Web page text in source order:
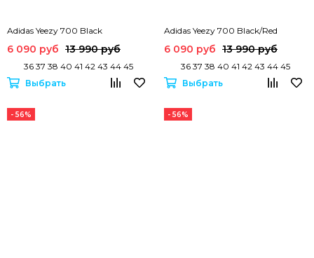
Adidas Yeezy 700 Black
6 090 руб 13 990 руб
36 37 38 40 41 42 43 44 45
Выбрать
Adidas Yeezy 700 Black/Red
6 090 руб 13 990 руб
36 37 38 40 41 42 43 44 45
Выбрать
- 56% - 56%